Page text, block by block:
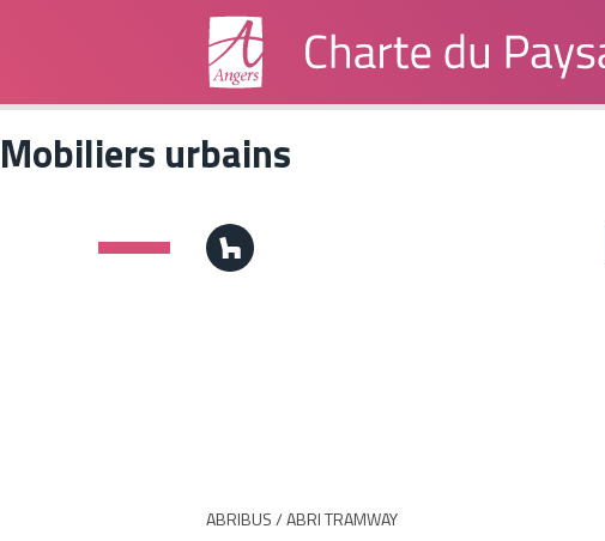
Grand Public
Mobiliers urbains
ABRIBUS / ABRI TRAMWAY